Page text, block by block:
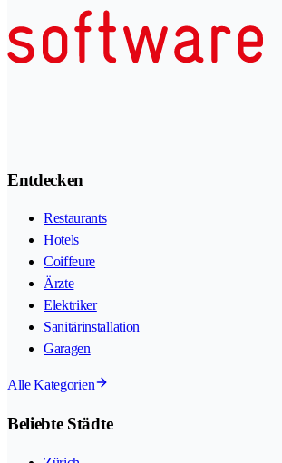
Entdecken
Restaurants
Hotels
Coiffeure
Ärzte
Elektriker
Sanitärinstallation
Garagen
Alle Kategorien
Beliebte Städte